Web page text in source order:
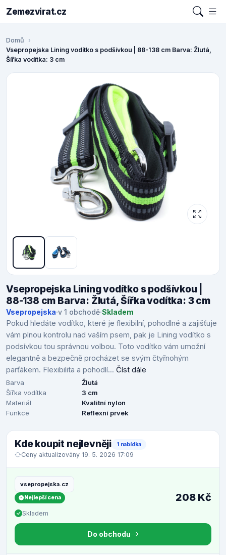
Zemezvirat.cz
Domů
Vsepropejska Lining vodítko s podšívkou | 88-138 cm Barva: Žlutá,
Šířka vodítka: 3 cm
Vsepropejska Lining vodítko s podšívkou |
88-138 cm Barva: Žlutá, Šířka vodítka: 3 cm
Vsepropejska·v 1 obchodě·Skladem
Pokud hledáte vodítko, které je flexibilní, pohodlné a zajišťuje
vám plnou kontrolu nad vaším psem, pak je Lining vodítko s
podsívkou tou správnou volbou. Toto vodítko vám umožní
elegantně a bezpečně procházet se svým čtyřnohým
parťákem. Flexibilita a pohodlí... Číst dále
Barva
Žlutá
Šířka vodítka
3 cm
Materiál
Kvalitní nylon
Funkce
Reflexní prvek
Kde koupit nejlevněji 1 nabídka
Ceny aktualizovány 19. 5. 2026 17:09
vsepropejska.cz
Nejlepší cena
Skladem
208 Kč
Do obchodu